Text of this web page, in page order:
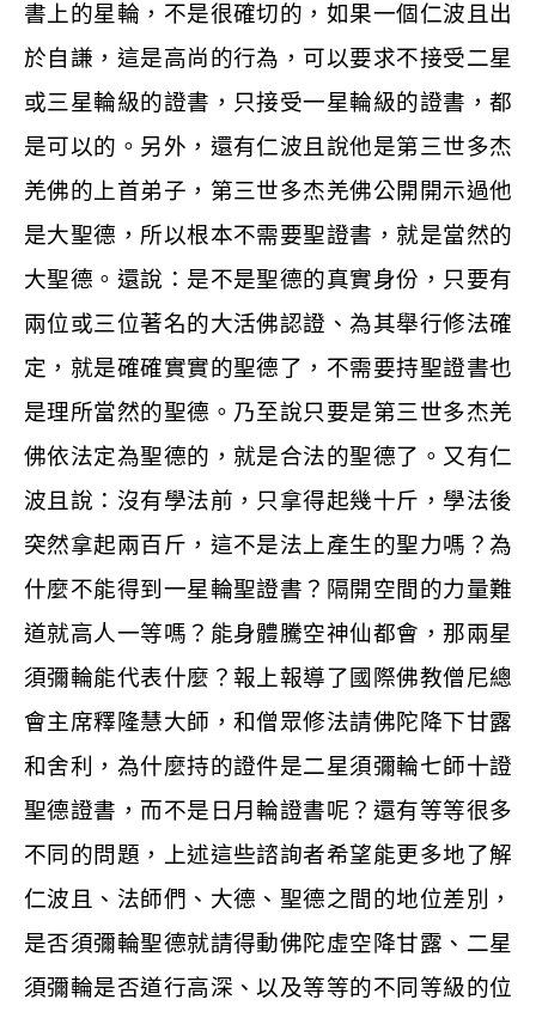
書上的星輪，不是很確切的，如果一個仁波且出
於自謙，這是高尚的行為，可以要求不接受二星
或三星輪級的證書，只接受一星輪級的證書，都
是可以的。另外，還有仁波且說他是第三世多杰
羌佛的上首弟子，第三世多杰羌佛公開開示過他
是大聖德，所以根本不需要聖證書，就是當然的
大聖德。還說：是不是聖德的真實身份，只要有
兩位或三位著名的大活佛認證、為其舉行修法確
定，就是確確實實的聖德了，不需要持聖證書也
是理所當然的聖德。乃至說只要是第三世多杰羌
佛依法定為聖德的，就是合法的聖德了。又有仁
波且說：沒有學法前，只拿得起幾十斤，學法後
突然拿起兩百斤，這不是法上產生的聖力嗎？為
什麼不能得到一星輪聖證書？隔開空間的力量難
道就高人一等嗎？能身體騰空神仙都會，那兩星
須彌輪能代表什麼？報上報導了國際佛教僧尼總
會主席釋隆慧大師，和僧眾修法請佛陀降下甘露
和舍利，為什麼持的證件是二星須彌輪七師十證
聖德證書，而不是日月輪證書呢？還有等等很多
不同的問題，上述這些諮詢者希望能更多地了解
仁波且、法師們、大德、聖德之間的地位差別，
是否須彌輪聖德就請得動佛陀虛空降甘露、二星
須彌輪是否道行高深、以及等等的不同等級的位